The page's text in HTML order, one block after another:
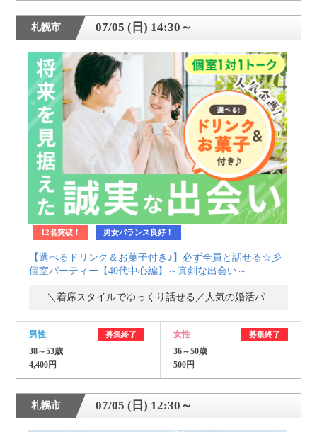
札幌市 07/05 (日) 14:30～
12名突破！ 男女バランス良好！
【選べるドリンク＆お菓子付き♪】必ず全員と話せる☆彡
個室パーティー【40代中心編】～真剣な出会い～
＼着席スタイルでゆっくり話せる／人気の婚活パーティー・街コン
男性 募集終了
38～53歳
4,400円
女性 募集終了
36～50歳
500円
札幌市 07/05 (日) 12:30～